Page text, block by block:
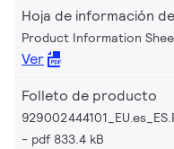
Hoja de información
Product Information
Ver
Folleto de producto
pdf 833.4 kB